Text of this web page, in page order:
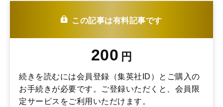
「もしかしたら候補者を立てないかもしれない」とい
この記事は有料記事です
200 円
続きを読むには会員登録（集英社ID）とご購入の
お手続きが必要です。ご登録いただくと、会員限
定サービスをご利用いただけます。